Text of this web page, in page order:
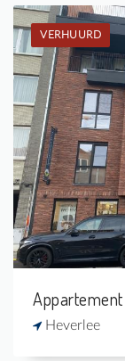
VERHUURD
Appartement
Heverlee